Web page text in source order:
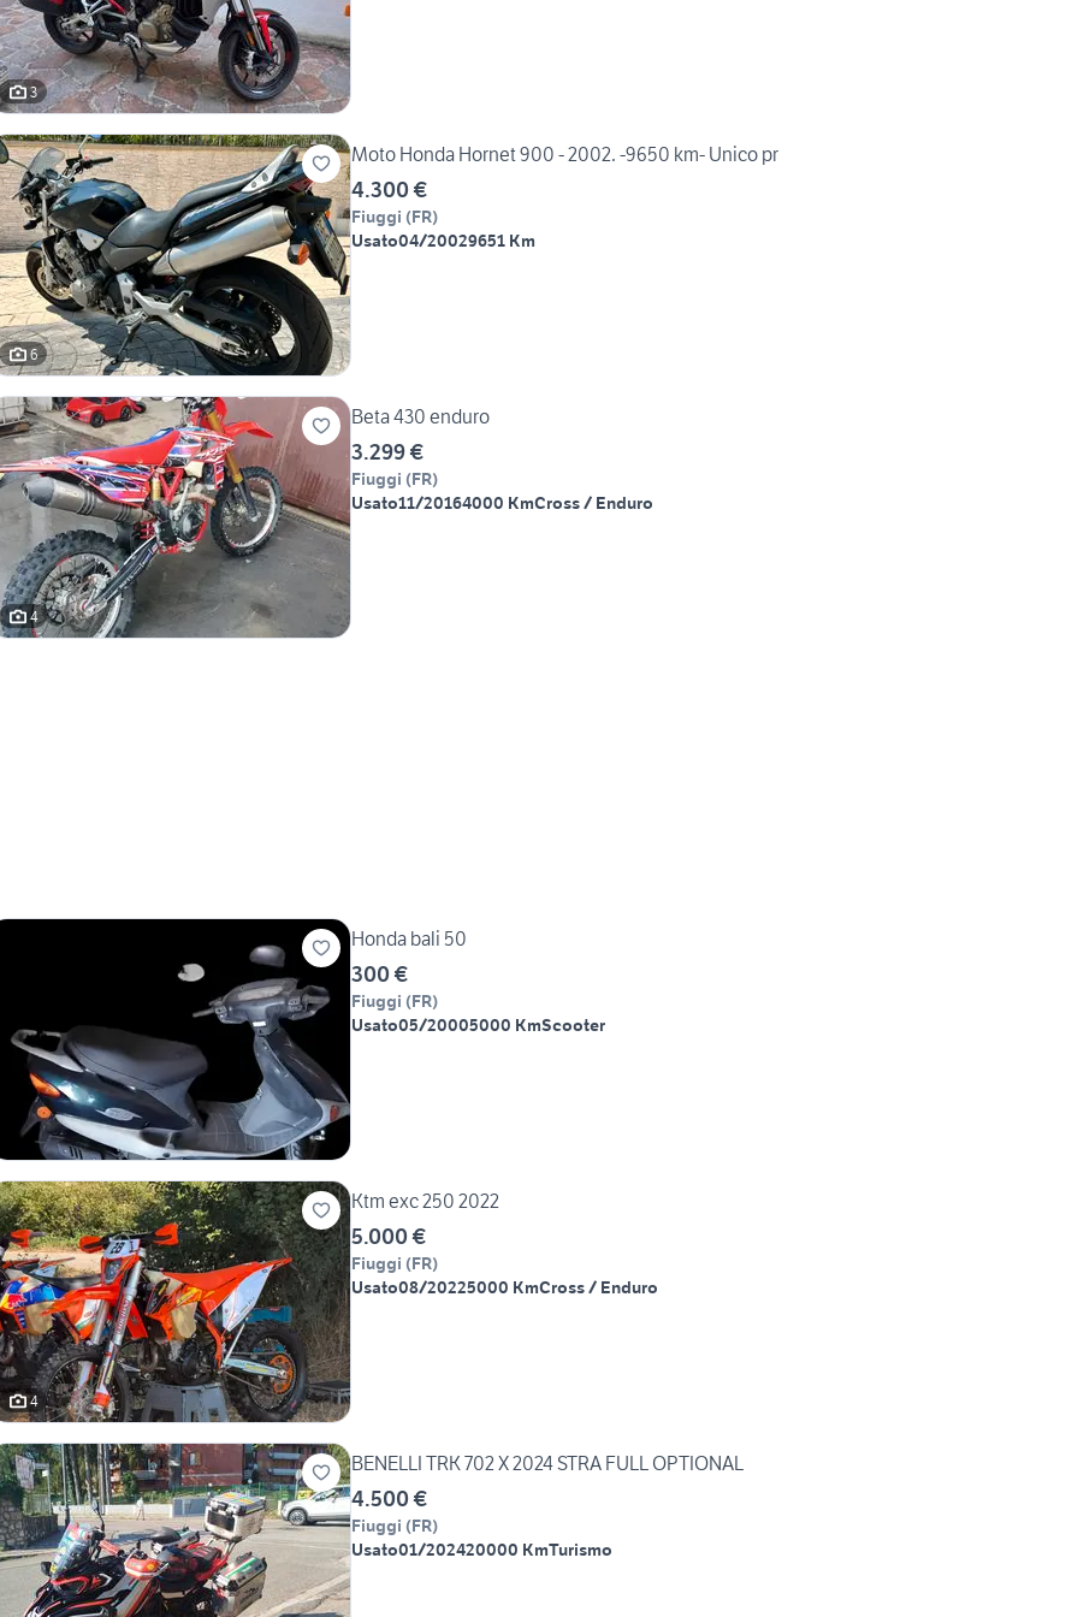
3
6
Moto Honda Hornet 900 - 2002. -9650 km- Unico pr
4.300 €
Fiuggi (FR)
Usato04/20029651 Km
4
Beta 430 enduro
3.299 €
Fiuggi (FR)
Usato11/20164000 KmCross / Enduro
Honda bali 50
300 €
Fiuggi (FR)
Usato05/20005000 KmScooter
4
Ktm exc 250 2022
5.000 €
Fiuggi (FR)
Usato08/20225000 KmCross / Enduro
BENELLI TRK 702 X 2024 STRA FULL OPTIONAL
4.500 €
Fiuggi (FR)
Usato01/202420000 KmTurismo